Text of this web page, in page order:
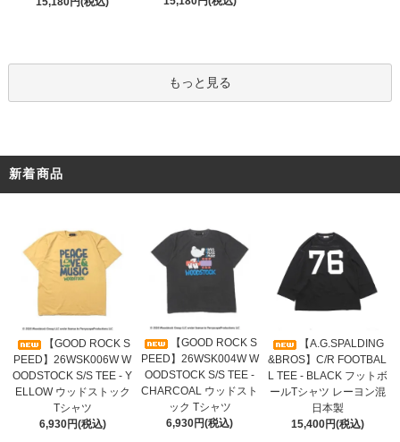
もっと見る
新着商品
【GOOD ROCK S
PEED】26WSK006W W
OODSTOCK S/S TEE - Y
ELLOW ウッドストック
Tシャツ
6,930円(税込)
【GOOD ROCK S
PEED】26WSK004W W
OODSTOCK S/S TEE -
CHARCOAL ウッドスト
ック Tシャツ
6,930円(税込)
【A.G.SPALDING
&BROS】C/R FOOTBAL
L TEE - BLACK フットボ
ールTシャツ レーヨン混
日本製
15,400円(税込)